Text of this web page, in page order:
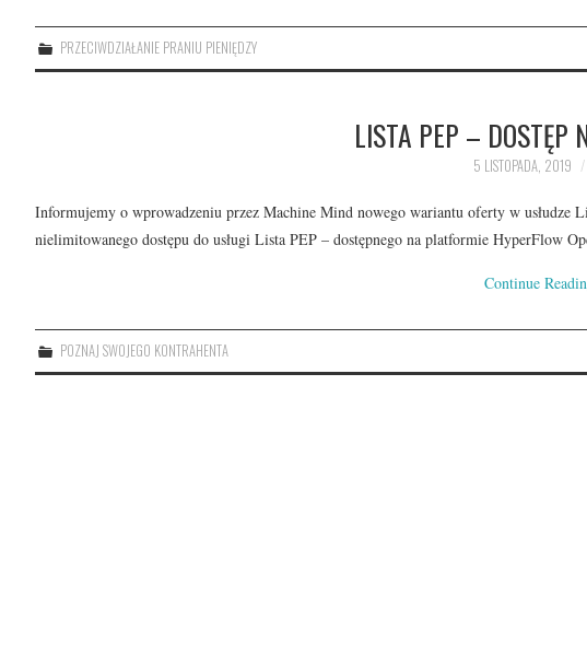
PRZECIWDZIAŁANIE PRANIU PIENIĘDZY
LISTA PEP – DOSTĘP
5 LISTOPADA, 2019
Informujemy o wprowadzeniu przez Machine Mind nowego wariantu oferty w usłudze
nielimitowanego dostępu do usługi Lista PEP – dostępnego na platformie HyperFlow
Continue
POZNAJ SWOJEGO KONTRAHENTA